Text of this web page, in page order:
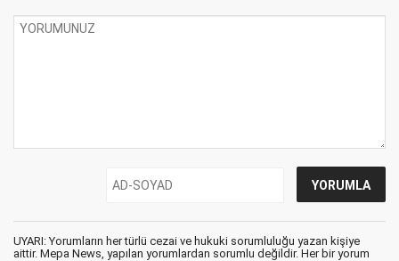
UYARI: Yorumların her türlü cezai ve hukuki sorumluluğu yazan kişiye
aittir. Mepa News, yapılan yorumlardan sorumlu değildir. Her bir yorum